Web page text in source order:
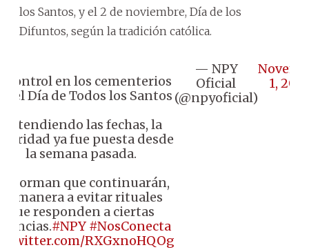
los Santos, y el 2 de noviembre, Día de los
Difuntos, según la tradición católica.
Control en los cementerios
el Día de Todos los Santos
♦️ Atendiendo las fechas, la
ya fue puesta desde
la semana pasada.
Informan que continuarán,
manera a evitar rituales
que responden a ciertas
#NPY #NosConecta
RXGxnoHQOg
— NPY
Oficial
(@npyoficial)
1,